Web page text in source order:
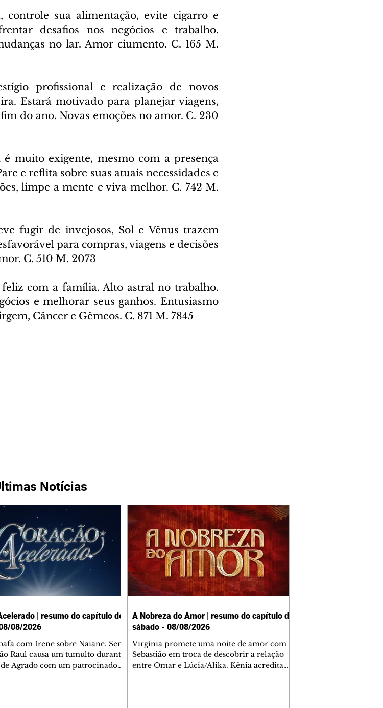
controle sua alimentação, evite cigarro e
desafios nos negócios e trabalho.
no lar. Amor ciumento. C. 165 M.
profissional e realização de novos
Estará motivado para planejar viagens,
do ano. Novas emoções no amor. C. 230
muito exigente, mesmo com a presença
e reflita sobre suas atuais necessidades e
limpe a mente e viva melhor. C. 742 M.
fugir de invejosos, Sol e Vênus trazem
para compras, viagens e decisões
C. 510 M. 2073
com a família. Alto astral no trabalho.
e melhorar seus ganhos. Entusiasmo
Câncer e Gêmeos. C. 871 M. 7845
Notícias
| resumo do capítulo de
08/2026
com Irene sobre Naiane. Sem
Raul causa um tumulto durante
Agrado com um patrocinador.
A Nobreza do Amor | resumo do capítulo de
sábado - 08/08/2026
Virgínia promete uma noite de amor com
Sebastião em troca de descobrir a relação
entre Omar e Lúcia/Alika. Kênia acredita